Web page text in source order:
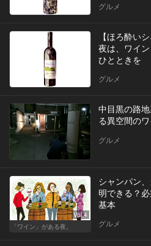
グルメ
【ほろ酔い
夜は、ワイ
ひとときを
グルメ
中目黒の路
る異空間の
グルメ
Vol.4
「ワイン」がある夜。
シャンパン
明できる？
基本
グルメ